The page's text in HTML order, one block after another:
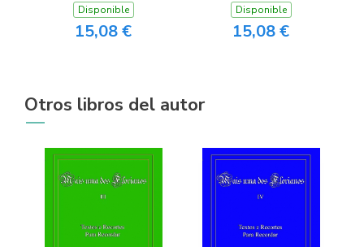
Disponible
15,08 €
Disponible
15,08 €
Otros libros del autor